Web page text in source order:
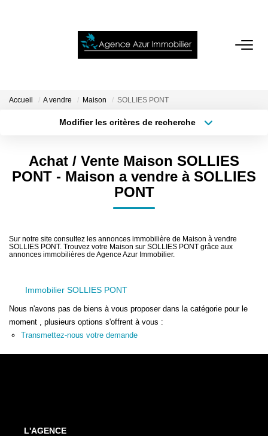
ACCUEIL
VENTES
NOTRE AGENCE
CONTACT
Accueil A vendre Maison SOLLIES PONT
Modifier les critères de recherche
Surface min Budget max
Achat / Vente Maison SOLLIES
PONT - Maison a vendre à SOLLIES
PONT
Sur notre site consultez les annonces immobilière de Maison à vendre
SOLLIES PONT. Trouvez votre Maison sur SOLLIES PONT grâce aux
annonces immobilières de Agence Azur Immobilier.
Immobilier SOLLIES PONT
Nous n'avons pas de biens à vous proposer dans la catégorie pour le
moment , plusieurs options s'offrent à vous :
Transmettez-nous votre demande
L'AGENCE